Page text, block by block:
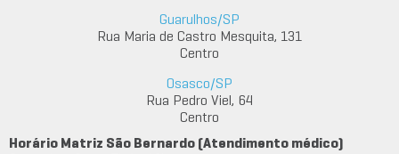
Guarulhos/SP
Rua Maria de Castro Mesquita, 131
Centro
Osasco/SP
Rua Pedro Viel, 64
Centro
Horário Matriz São Bernardo (Atendimento médico)